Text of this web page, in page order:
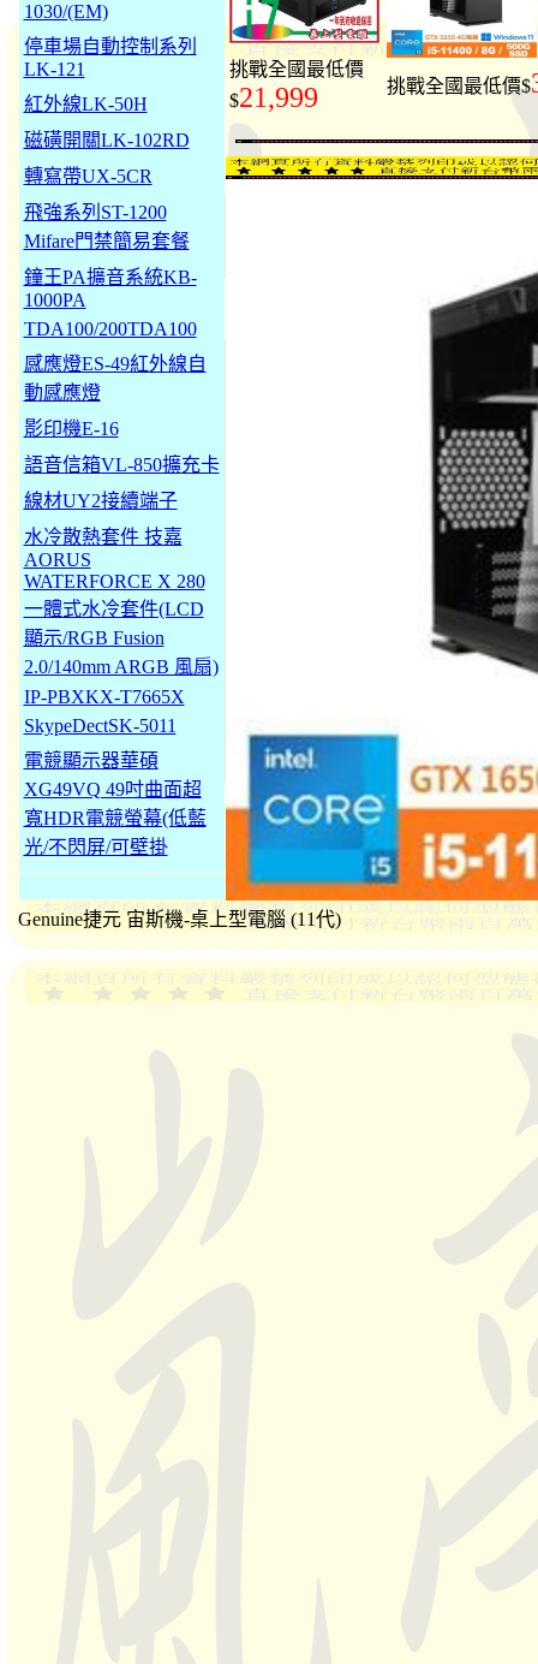
1030/(EM)
停車場自動控制系列
LK-121
紅外線LK-50H
磁磺開關LK-102RD
轉寫帶UX-5CR
飛強系列ST-1200
Mifare門禁簡易套餐
鐘王PA擴音系統KB-
1000PA
TDA100/200TDA100
感應燈ES-49紅外線自
動感應燈
影印機E-16
語音信箱VL-850擴充卡
線材UY2接續端子
水冷散熱套件 技嘉
AORUS
WATERFORCE X 280
一體式水冷套件(LCD
顯示/RGB Fusion
2.0/140mm ARGB 風扇)
IP-PBXKX-T7665X
SkypeDectSK-5011
電競顯示器華碩
XG49VQ 49吋曲面超
寬HDR電競螢幕(低藍
光/不閃屏/可壁掛
挑戰全國最低價
$21,999 挑戰全國最低價$
Genuine捷元 宙斯機-桌上型電腦 (11代)